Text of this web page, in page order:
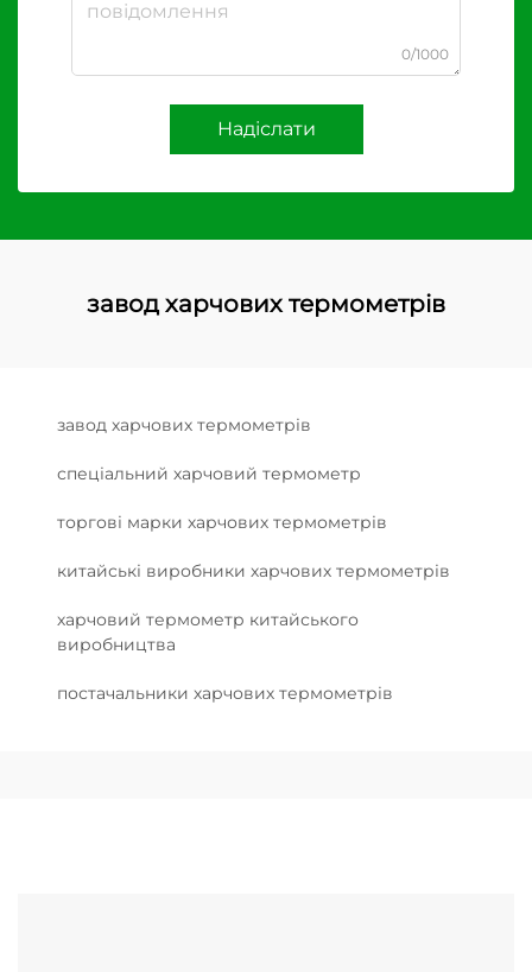
0/1000
Надіслати
завод харчових термометрів
завод харчових термометрів
спеціальний харчовий термометр
торгові марки харчових термометрів
китайські виробники харчових термометрів
харчовий термометр китайського
виробництва
постачальники харчових термометрів